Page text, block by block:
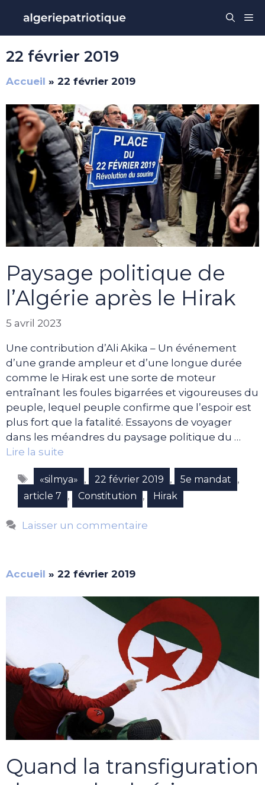
contenu
22 février 2019
Accueil » 22 février 2019
Paysage politique de
l’Algérie après le Hirak
5 avril 2023
Une contribution d’Ali Akika – Un événement
d’une grande ampleur et d’une longue durée
comme le Hirak est une sorte de moteur
entraînant les foules bigarrées et vigoureuses du
peuple, lequel peuple confirme que l’espoir est
plus fort que la fatalité. Essayons de voyager
dans les méandres du paysage politique du …
Lire la suite
Étiquettes
«silmya» , 22 février 2019 , 5e mandat ,
article 7 , Constitution , Hirak
Laisser un commentaire
Accueil » 22 février 2019
Quand la transfiguration